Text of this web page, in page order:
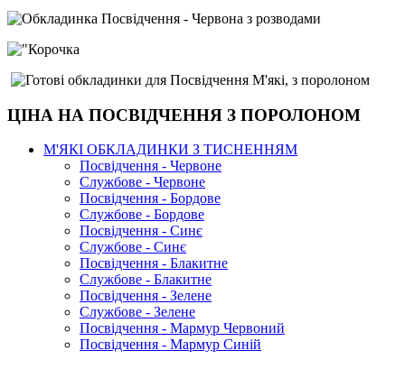
ЦІНА НА ПОСВІДЧЕННЯ З ПОРОЛОНОМ
М'ЯКІ ОБКЛАДИНКИ З ТИСНЕННЯМ
Посвідчення - Червоне
Службове - Червоне
Посвідчення - Бордове
Службове - Бордове
Посвідчення - Синє
Службове - Синє
Посвідчення - Блакитне
Службове - Блакитне
Посвідчення - Зелене
Службове - Зелене
Посвідчення - Мармур Червоний
Посвідчення - Мармур Синій